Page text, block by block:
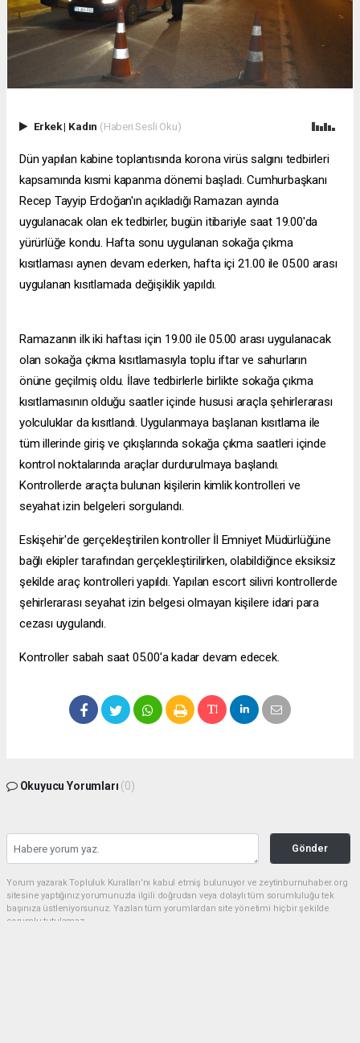
Erkek| Kadın (Haberi Sesli Oku)
Dün yapılan kabine toplantısında korona virüs salgını tedbirleri
kapsamında kısmi kapanma dönemi başladı. Cumhurbaşkanı
Recep Tayyip Erdoğan'ın açıkladığı Ramazan ayında
uygulanacak olan ek tedbirler, bugün itibariyle saat 19.00'da
yürürlüğe kondu. Hafta sonu uygulanan sokağa çıkma
kısıtlaması aynen devam ederken, hafta içi 21.00 ile 05.00 arası
uygulanan kısıtlamada değişiklik yapıldı.
Ramazanın ilk iki haftası için 19.00 ile 05.00 arası uygulanacak
olan sokağa çıkma kısıtlamasıyla toplu iftar ve sahurların
önüne geçilmiş oldu. İlave tedbirlerle birlikte sokağa çıkma
kısıtlamasının olduğu saatler içinde hususi araçla şehirlerarası
yolculuklar da kısıtlandı. Uygulanmaya başlanan kısıtlama ile
tüm illerinde giriş ve çıkışlarında sokağa çıkma saatleri içinde
kontrol noktalarında araçlar durdurulmaya başlandı.
Kontrollerde araçta bulunan kişilerin kimlik kontrolleri ve
seyahat izin belgeleri sorgulandı.
Eskişehir'de gerçekleştirilen kontroller İl Emniyet Müdürlüğüne
bağlı ekipler tarafından gerçekleştirilirken, olabildiğince eksiksiz
şekilde araç kontrolleri yapıldı. Yapılan escort silivri kontrollerde
şehirlerarası seyahat izin belgesi olmayan kişilere idari para
cezası uygulandı.
Kontroller sabah saat 05.00'a kadar devam edecek.
Okuyucu Yorumları (0)
Gönder
Yorum yazarak Topluluk Kuralları’nı kabul etmiş bulunuyor ve zeytinburnuhaber.org
sitesine yaptığınız yorumunuzla ilgili doğrudan veya dolaylı tüm sorumluluğu tek
başınıza üstleniyorsunuz. Yazılan tüm yorumlardan site yönetimi hiçbir şekilde
sorumlu tutulamaz.